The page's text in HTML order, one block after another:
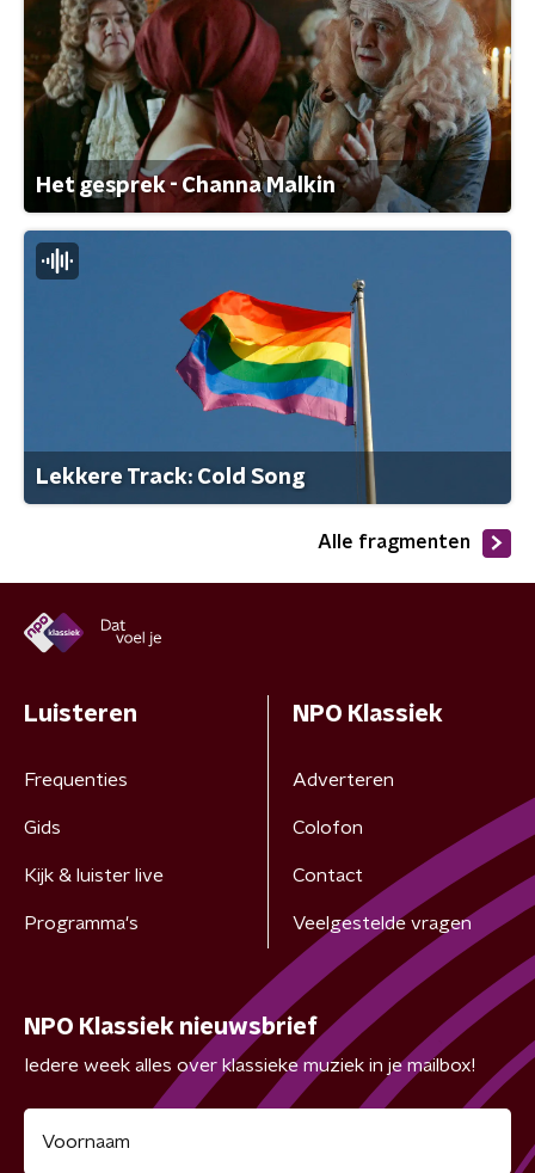
Het gesprek - Channa Malkin
Lekkere Track: Cold Song
Alle fragmenten
Luisteren
Frequenties
Gids
Kijk & luister live
Programma's
NPO Klassiek
Adverteren
Colofon
Contact
Veelgestelde vragen
NPO Klassiek nieuwsbrief
Iedere week alles over klassieke muziek in je mailbox!